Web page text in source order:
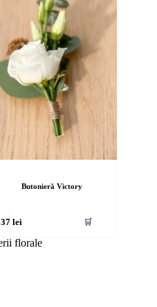
Butonieră Victory
lei
🛒
florale